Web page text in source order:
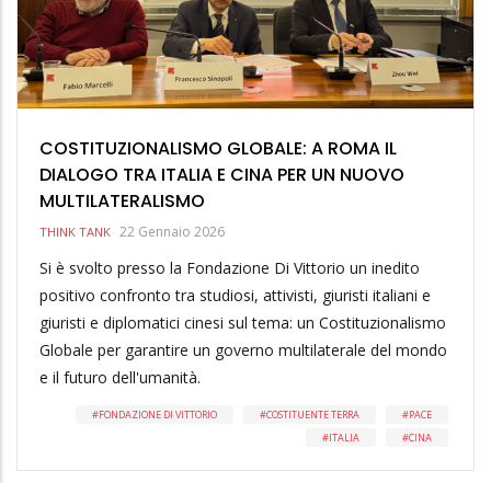
COSTITUZIONALISMO GLOBALE: A ROMA IL
DIALOGO TRA ITALIA E CINA PER UN NUOVO
MULTILATERALISMO
THINK TANK 22 Gennaio 2026
Si è svolto presso la Fondazione Di Vittorio un inedito
positivo confronto tra studiosi, attivisti, giuristi italiani e
giuristi e diplomatici cinesi sul tema: un Costituzionalismo
Globale per garantire un governo multilaterale del mondo
e il futuro dell'umanità.
FONDAZIONE DI VITTORIO COSTITUENTE TERRA
PACE
ITALIA
CINA